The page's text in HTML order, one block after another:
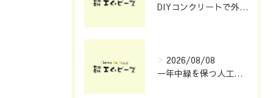
DIYコンクリートで外構をおしゃれに仕上げる具体的なポイント集
2026/08/08
一年中緑を保つ人工芝の魅力と選び方